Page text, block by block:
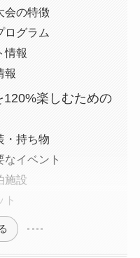
会の特徴
ログラム
情報
報
楽しむための
・持ち物
なイベント
施設
ト